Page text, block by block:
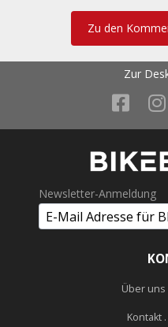
Irgendwann nach dem
ganzen stativ-aufnahmen ist ...
in die linse gucken oder
einpacken, nächstes motiv
http://nyx.at/bikeboard/Board/
..das einzig wahre , dem
Zur
Newsletter-Anmeldung
Über
Kontakt